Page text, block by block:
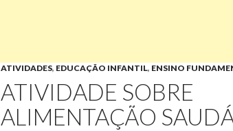
ATIVIDADES, EDUCAÇÃO INFANTIL, ENSINO
ATIVIDADE SOBRE
ALIMENTAÇÃO